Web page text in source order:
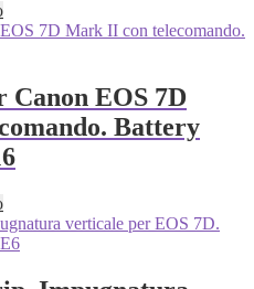
EOS 7D
Battery